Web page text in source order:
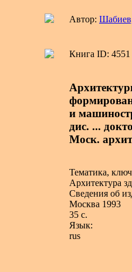
Автор:
Книга ID: 4551
и
дис. ...
Моск.
Тематика,
Архитектура
Сведения об
Москва 1993
35 с.
Язык:
rus